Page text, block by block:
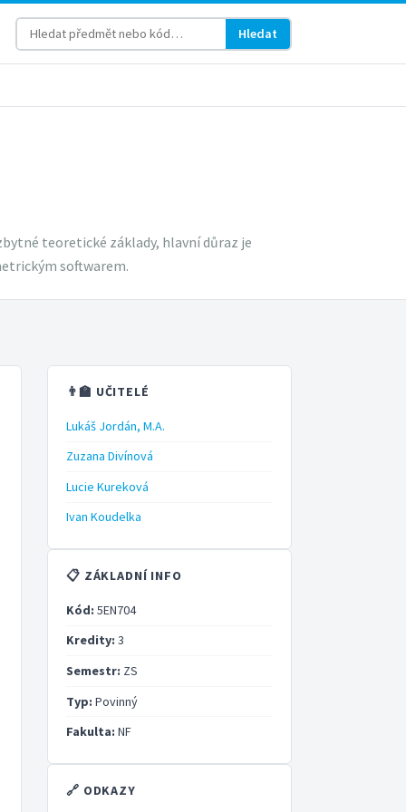
Hledat
teoretické základy, hlavní důraz je
softwarem.
👨‍🏫 UČITELÉ
Lukáš Jordán, M.A.
Zuzana Divínová
Lucie Kureková
Ivan Koudelka
📋 ZÁKLADNÍ INFO
Kód: 5EN704
Kredity: 3
Semestr: ZS
Typ: Povinný
Fakulta: NF
🔗 ODKAZY